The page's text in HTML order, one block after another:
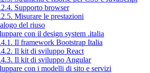
Supporto browser
Misurare le prestazioni
del riuso
con il design system .italia
Il framework Bootstrap Italia
Il kit di sviluppo React
Il kit di sviluppo Angular
con i modelli di sito e servizi